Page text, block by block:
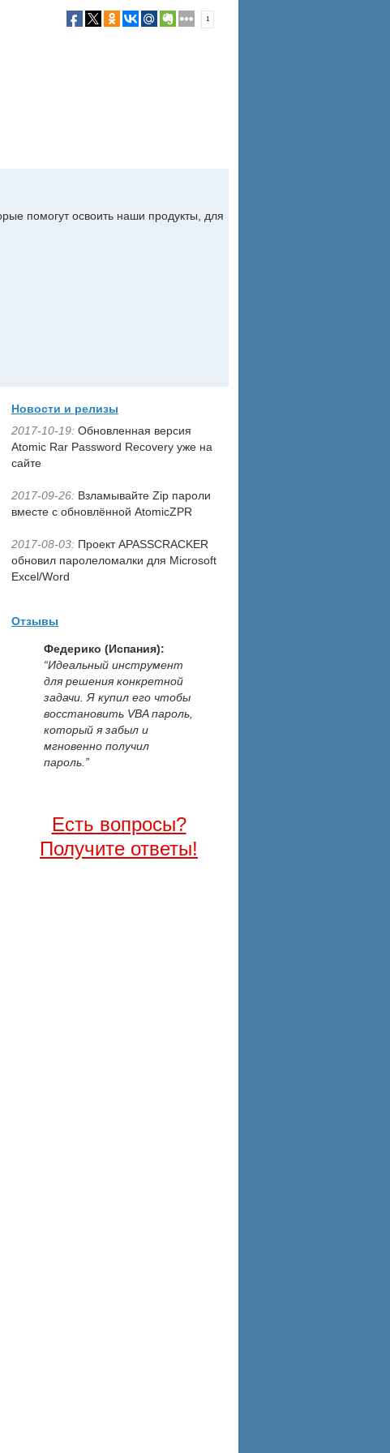
1
помогут освоить наши продукты, для
Новости и релизы
2017-10-19: Обновленная версия
Atomic Rar Password Recovery уже на
сайте
2017-09-26: Взламывайте Zip пароли
вместе с обновлённой AtomicZPR
2017-08-03: Проект APASSCRACKER
обновил паролеломалки для Microsoft
Excel/Word
Отзывы
Федерико (Испания):
“Идеальный инструмент
для решения конкретной
задачи. Я купил его чтобы
восстановить VBA пароль,
который я забыл и
мгновенно получил
пароль.”
Есть вопросы?
Получите ответы!